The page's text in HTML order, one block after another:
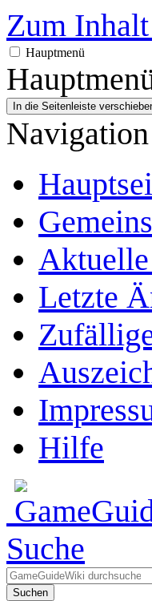
Zum
Hauptmenü
In die Seitenleiste
Navigation
Letzte
Hilfe
Suche
Suchen